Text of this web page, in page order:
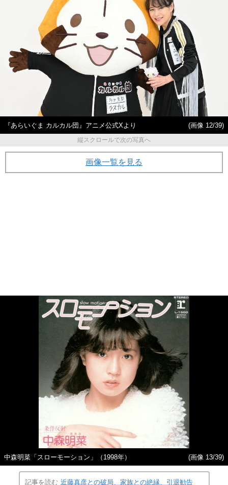
『あらいぐま カルカル団』アニメ公式Xより
(画像 12/39)
縦スクロールで次の写真へ
画像一覧を見る
中森明菜「スローモーション」（1998年） (画像 13/39)
記事を読む 近藤真彦との破局、家族との絶縁、引退勧告